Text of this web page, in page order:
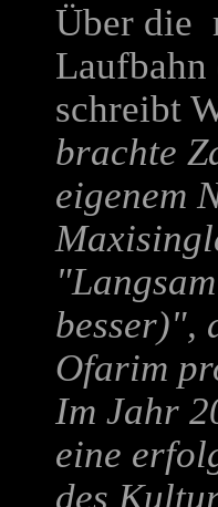
Über die
Laufbahn
schreibt
brachte
eigenem
besser)",
Ofarim
Im Jahr
eine
des